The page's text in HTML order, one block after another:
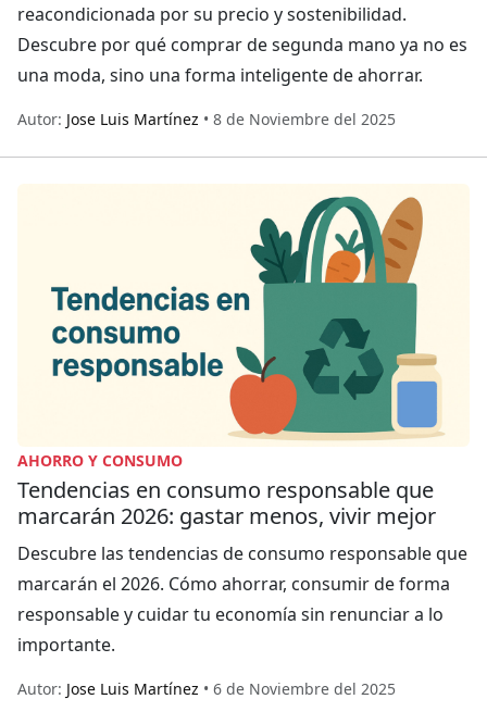
reacondicionada por su precio y sostenibilidad.
Descubre por qué comprar de segunda mano ya no es
una moda, sino una forma inteligente de ahorrar.
Autor: Jose Luis Martínez • 8 de Noviembre del 2025
AHORRO Y CONSUMO
Tendencias en consumo responsable que
marcarán 2026: gastar menos, vivir mejor
Descubre las tendencias de consumo responsable que
marcarán el 2026. Cómo ahorrar, consumir de forma
responsable y cuidar tu economía sin renunciar a lo
importante.
Autor: Jose Luis Martínez • 6 de Noviembre del 2025